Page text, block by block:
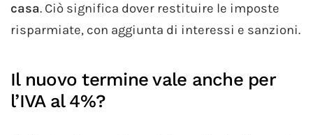
casa. Ciò significa dover restituire le imposte
risparmiate, con aggiunta di interessi e sanzioni.
Il nuovo termine vale anche per
l’IVA al 4%?